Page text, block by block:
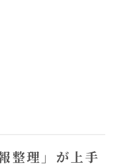
整理」が上手